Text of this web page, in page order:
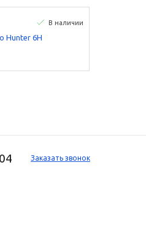
В наличии
Hunter 6H
Заказать звонок